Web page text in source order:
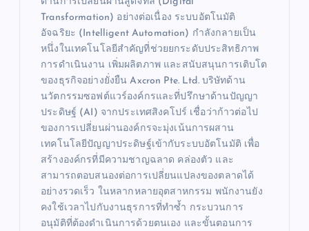
Transformation) อย่างต่อเนื่อง ระบบอัตโนมัติ
อัจฉริยะ (Intelligent Automation) กำลังกลายเป็น
หนึ่งในเทคโนโลยีสำคัญที่ช่วยยกระดับประสิทธิภาพ
การดำเนินงาน เพิ่มผลิตภาพ และสนับสนุนการเติบโต
ของธุรกิจอย่างยั่งยืน Axcron Pte. Ltd. บริษัทด้าน
นวัตกรรมซอฟต์แวร์องค์กรและที่ปรึกษาด้านปัญญา
ประดิษฐ์ (AI) จากประเทศสิงคโปร์ เชื่อว่าก้าวต่อไป
ของการเปลี่ยนผ่านองค์กรจะมุ่งเน้นการผสาน
เทคโนโลยีปัญญาประดิษฐ์เข้ากับระบบอัตโนมัติ เพื่อ
สร้างองค์กรที่มีความชาญฉลาด คล่องตัว และ
สามารถตอบสนองต่อการเปลี่ยนแปลงของตลาดได้
อย่างรวดเร็ว ในหลากหลายอุตสาหกรรม พนักงานยัง
คงใช้เวลาไปกับงานธุรการที่ทำซ้ำ กระบวนการ
อนุมัติที่ต้องดำเนินการด้วยตนเอง และขั้นตอนการ